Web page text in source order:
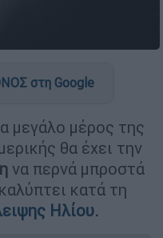
στη Google
μεγάλο μέρος της
θα έχει την
να περνά μπροστά
κατά τη
Ηλίου.